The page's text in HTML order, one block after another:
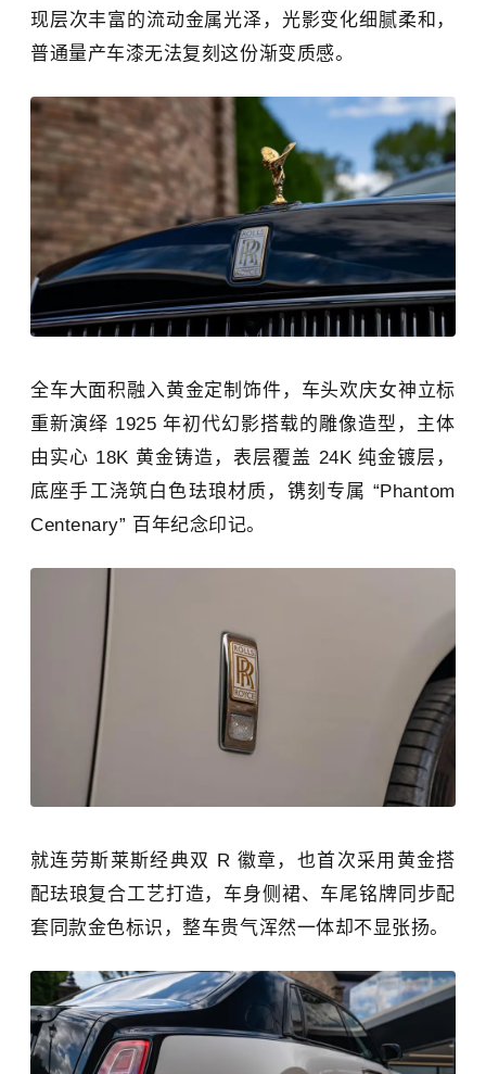
现层次丰富的流动金属光泽，光影变化细腻柔和，
普通量产车漆无法复刻这份渐变质感。
全车大面积融入黄金定制饰件，车头欢庆女神立标
重新演绎 1925 年初代幻影搭载的雕像造型，主体
由实心 18K 黄金铸造，表层覆盖 24K 纯金镀层，
底座手工浇筑白色珐琅材质，镌刻专属 “Phantom
Centenary” 百年纪念印记。
就连劳斯莱斯经典双 R 徽章，也首次采用黄金搭
配珐琅复合工艺打造，车身侧裙、车尾铭牌同步配
套同款金色标识，整车贵气浑然一体却不显张扬。